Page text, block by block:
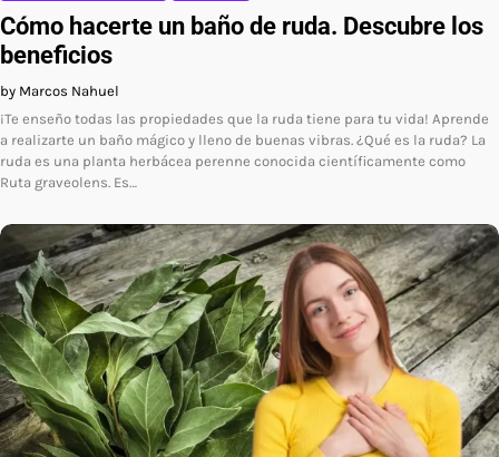
Cómo hacerte un baño de ruda. Descubre los
beneficios
by Marcos Nahuel
¡Te enseño todas las propiedades que la ruda tiene para tu vida! Aprende
a realizarte un baño mágico y lleno de buenas vibras. ¿Qué es la ruda? La
ruda es una planta herbácea perenne conocida científicamente como
Ruta graveolens. Es…